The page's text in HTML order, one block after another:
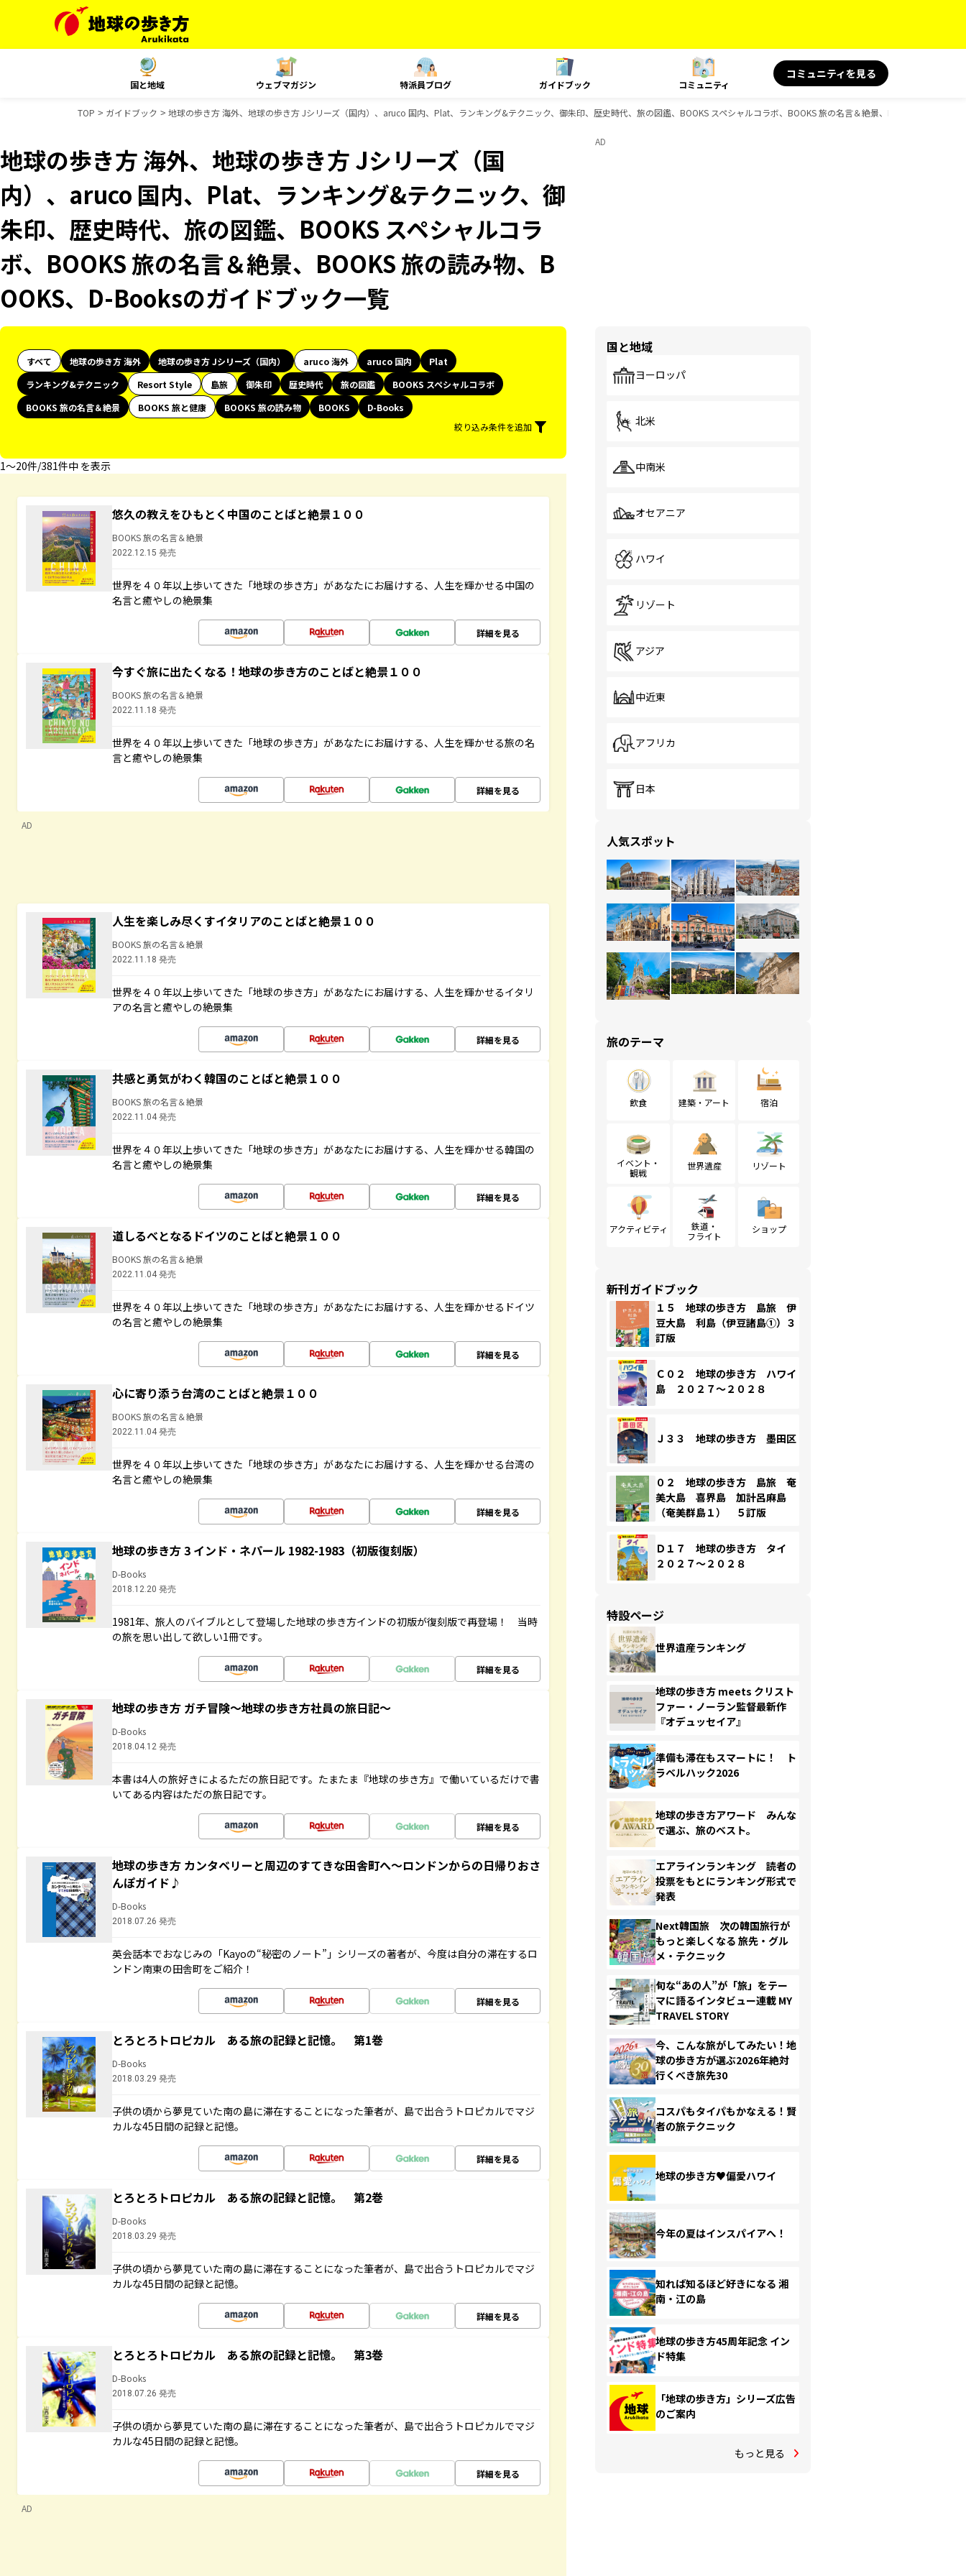
国と地域 ウェブマガジン 特派員ブログ ガイドブック コミュニティ
コミュニティを見る
TOP ガイドブック 地球の歩き方 海外、地球の歩き方 Jシリーズ（国内）、aruco 国内、Plat、ランキング&テクニック、御朱印、歴史時代、旅の図鑑、BOOKS スペシャルコラボ、BOOKS 旅の名言＆絶景、BOOKS 旅の読み
地球の歩き方 海外、地球の歩き方 Jシリーズ（国
内）、aruco 国内、Plat、ランキング&テクニック、御
朱印、歴史時代、旅の図鑑、BOOKS スペシャルコラ
ボ、BOOKS 旅の名言＆絶景、BOOKS 旅の読み物、B
OOKS、D-Booksのガイドブック一覧
すべて 地球の歩き方 海外 地球の歩き方 Jシリーズ（国内） aruco 海外 aruco 国内
Plat
ランキング&テクニック
Resort Style 島旅 御朱印 歴史時代 旅の図鑑
BOOKS スペシャルコラボ
BOOKS 旅の名言＆絶景
BOOKS 旅と健康 BOOKS 旅の読み物 BOOKS
D-Books
絞り込み条件を追加
1〜20件/381件中 を表示
悠久の教えをひもとく中国のことばと絶景１００
BOOKS 旅の名言＆絶景
2022.12.15 発売
世界を４０年以上歩いてきた「地球の歩き方」があなたにお届けする、人生を輝かせる中国の
名言と癒やしの絶景集
詳細を見る
今すぐ旅に出たくなる！地球の歩き方のことばと絶景１００
BOOKS 旅の名言＆絶景
2022.11.18 発売
世界を４０年以上歩いてきた「地球の歩き方」があなたにお届けする、人生を輝かせる旅の名
言と癒やしの絶景集
詳細を見る
AD
人生を楽しみ尽くすイタリアのことばと絶景１００
BOOKS 旅の名言＆絶景
2022.11.18 発売
世界を４０年以上歩いてきた「地球の歩き方」があなたにお届けする、人生を輝かせるイタリ
アの名言と癒やしの絶景集
詳細を見る
共感と勇気がわく韓国のことばと絶景１００
BOOKS 旅の名言＆絶景
2022.11.04 発売
世界を４０年以上歩いてきた「地球の歩き方」があなたにお届けする、人生を輝かせる韓国の
名言と癒やしの絶景集
詳細を見る
道しるべとなるドイツのことばと絶景１００
BOOKS 旅の名言＆絶景
2022.11.04 発売
世界を４０年以上歩いてきた「地球の歩き方」があなたにお届けする、人生を輝かせるドイツ
の名言と癒やしの絶景集
詳細を見る
心に寄り添う台湾のことばと絶景１００
BOOKS 旅の名言＆絶景
2022.11.04 発売
世界を４０年以上歩いてきた「地球の歩き方」があなたにお届けする、人生を輝かせる台湾の
名言と癒やしの絶景集
詳細を見る
地球の歩き方 3 インド・ネパール 1982-1983（初版復刻版）
D-Books
2018.12.20 発売
1981年、旅人のバイブルとして登場した地球の歩き方インドの初版が復刻版で再登場！ 当時
の旅を思い出して欲しい1冊です。
詳細を見る
地球の歩き方 ガチ冒険～地球の歩き方社員の旅日記～
D-Books
2018.04.12 発売
本書は4人の旅好きによるただの旅日記です。たまたま『地球の歩き方』で働いているだけで書
いてある内容はただの旅日記です。
詳細を見る
地球の歩き方 カンタベリーと周辺のすてきな田舎町へ～ロンドンからの日帰りおさ
んぽガイド♪
D-Books
2018.07.26 発売
英会話本でおなじみの「Kayoの“秘密のノート”」シリーズの著者が、今度は自分の滞在するロ
ンドン南東の田舎町をご紹介！
詳細を見る
とろとろトロピカル ある旅の記録と記憶。 第1巻
D-Books
2018.03.29 発売
子供の頃から夢見ていた南の島に滞在することになった筆者が、島で出合うトロピカルでマジ
カルな45日間の記録と記憶。
詳細を見る
とろとろトロピカル ある旅の記録と記憶。 第2巻
D-Books
2018.03.29 発売
子供の頃から夢見ていた南の島に滞在することになった筆者が、島で出合うトロピカルでマジ
カルな45日間の記録と記憶。
詳細を見る
とろとろトロピカル ある旅の記録と記憶。 第3巻
D-Books
2018.07.26 発売
子供の頃から夢見ていた南の島に滞在することになった筆者が、島で出合うトロピカルでマジ
カルな45日間の記録と記憶。
詳細を見る
AD
AD
国と地域
ヨーロッパ
北米
中南米
オセアニア
ハワイ
リゾート
アジア
中近東
アフリカ
日本
人気スポット
旅のテーマ
飲食 建築・アート 宿泊
イベント・
観戦
世界遺産 リゾート
アクティビティ
鉄道・
フライト
ショップ
新刊ガイドブック
１５ 地球の歩き方 島旅 伊
豆大島 利島（伊豆諸島①）３
訂版
Ｃ０２ 地球の歩き方 ハワイ
島 ２０２７～２０２８
Ｊ３３ 地球の歩き方 墨田区
０２ 地球の歩き方 島旅 奄
美大島 喜界島 加計呂麻島
（奄美群島１） ５訂版
Ｄ１７ 地球の歩き方 タイ
２０２７～２０２８
特設ページ
世界遺産ランキング
地球の歩き方 meets クリスト
ファー・ノーラン監督最新作
『オデュッセイア』
準備も滞在もスマートに！ ト
ラベルハック2026
地球の歩き方アワード みんな
で選ぶ、旅のベスト。
エアラインランキング 読者の
投票をもとにランキング形式で
発表
Next韓国旅 次の韓国旅行が
もっと楽しくなる 旅先・グル
メ・テクニック
旬な“あの人”が「旅」をテー
マに語るインタビュー連載 MY
TRAVEL STORY
今、こんな旅がしてみたい！地
球の歩き方が選ぶ2026年絶対
行くべき旅先30
コスパもタイパもかなえる！賢
者の旅テクニック
地球の歩き方♥偏愛ハワイ
今年の夏はインスパイアへ！
知れば知るほど好きになる 湘
南・江の島
地球の歩き方45周年記念 イン
ド特集
「地球の歩き方」シリーズ広告
のご案内
もっと見る